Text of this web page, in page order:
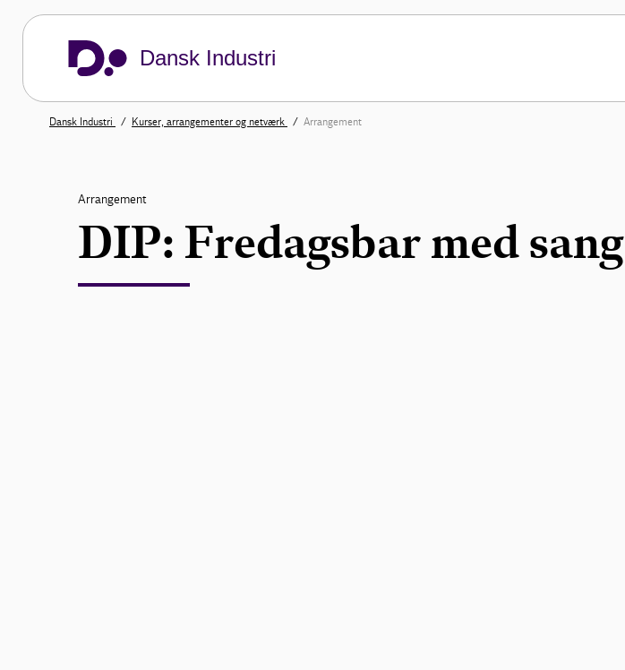
Dansk Industri
Dansk Industri Kurser, arrangementer og netværk Arrangement
Arrangement
DIP: Fredagsbar med sang